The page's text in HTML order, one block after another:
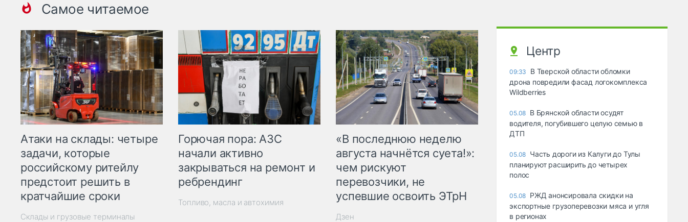
Самое читаемое
Атаки на склады: четыре
задачи, которые
российскому ритейлу
предстоит решить в
кратчайшие сроки
Склады и грузовые терминалы
Горючая пора: АЗС
начали активно
закрываться на ремонт и
ребрендинг
Топливо, масла и автохимия
«В последнюю неделю
августа начнётся суета!»:
чем рискуют
перевозчики, не
успевшие освоить ЭТрН
Дзен
Центр
09:33
В Тверской области обломки
дрона повредили фасад логокомплекса
Wildberries
05.08 В Брянской области осудят
водителя, погубившего целую семью в
ДТП
05.08 Часть дороги из Калуги до Тулы
планируют расширить до четырех
полос
05.08 РЖД анонсировала скидки на
экспортные грузоперевозки мяса и угля
в регионах